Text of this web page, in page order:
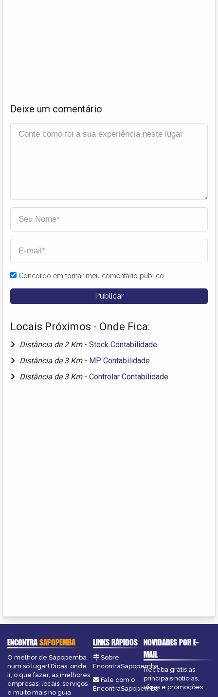
Deixe um comentário
Concordo em tornar meu comentário público
Locais Próximos - Onde Fica:
Distância de 2 Km - Stock Contabilidade
Distância de 3 Km - MP Contabilidade
Distância de 3 Km - Controlar Contabilidade
ENCONTRASAPOPEMBA
O melhor de Sapopemba
num só lugar! Dicas, onde
ir, o que fazer, as melhores
empresas, locais, serviços
e muito mais no guia
LINKS RÁPIDOS
Sobre
EncontraSapopemba
Fale com o
EncontraSapopemba
NOVIDADES POR E-
MAIL
Receba grátis as
principais notícias,
dicas e promoções